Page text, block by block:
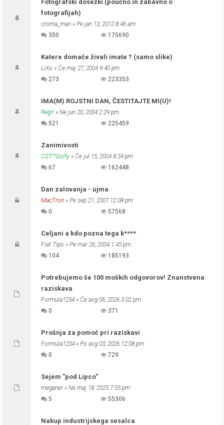
Fotografski dosežki (poučno in zabavno o
fotografijah)
croma_man » Pe jan 13, 2012 8:46 am
350
175690
Katere domače živali imate ? (samo slike)
LiXo » Če maj 27, 2004 9:40 pm
273
223353
IMA(M) ROJSTNI DAN, ČESTITAJTE MI(U)!
RegY» Ne jun 20, 2004 2:29 pm
521
225459
Zanimivosti
CST™Golfy » Če jul 15, 2004 8:34 pm
67
162448
Dan zalovanja - ujma
MacTron » Pe sep 21, 2007 12:08 pm
0
57568
Celjani a kdo pozna tega k****
Fiat Tipo » Pe mar 26, 2004 1:45 pm
104
185193
Potrebujemo še 100 moških odgovorov! Znanstvena
raziskava
Formula1234 » Če avg 06, 2026 3:02 pm
0
371
Prošnja za pomoč pri raziskavi
Formula1234 » Po avg 03, 2026 12:08 pm
0
729
Sejem "pod Lipco"
meganer» Ne maj 18, 2025 7:55 pm
5
55306
Nakup industrijskega sesalca